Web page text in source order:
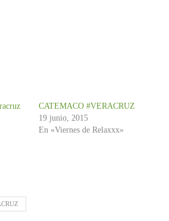
CATEMACO #VERACRUZ
19 junio, 2015
En «Viernes de Relaxxx»